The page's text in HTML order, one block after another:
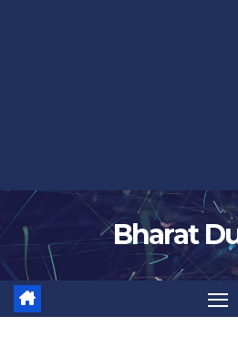
Bharat